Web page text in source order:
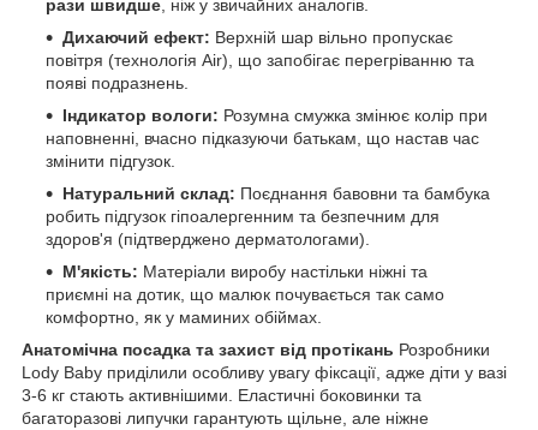
рази швидше , ніж у звичайних аналогів.
Дихаючий ефект: Верхній шар вільно пропускає
повітря (технологія Air), що запобігає перегріванню та
появі подразнень.
Індикатор вологи: Розумна смужка змінює колір при
наповненні, вчасно підказуючи батькам, що настав час
змінити підгузок.
Натуральний склад: Поєднання бавовни та бамбука
робить підгузок гіпоалергенним та безпечним для
здоров'я (підтверджено дерматологами).
М'якість: Матеріали виробу настільки ніжні та
приємні на дотик, що малюк почувається так само
комфортно, як у маминих обіймах.
Анатомічна посадка та захист від протікань Розробники
Lody Baby приділили особливу увагу фіксації, адже діти у вазі
3-6 кг стають активнішими. Еластичні боковинки та
багаторазові липучки гарантують щільне, але ніжне